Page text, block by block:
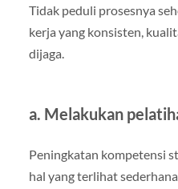
Tidak peduli prosesnya
kerja yang konsisten,
dijaga.
a. Melakukan
Peningkatan kompetensi
hal yang terlihat